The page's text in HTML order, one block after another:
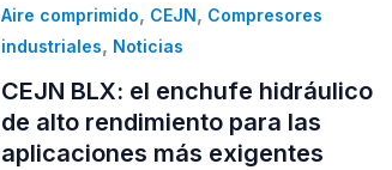
Aire comprimido, CEJN, Compresores
industriales, Noticias
CEJN BLX: el enchufe hidráulico
de alto rendimiento para las
aplicaciones más exigentes